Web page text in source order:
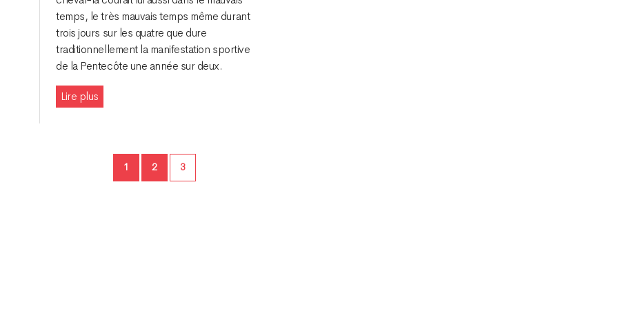
temps, le très mauvais temps même durant
trois jours sur les quatre que dure
traditionnellement la manifestation sportive
de la Pentecôte une année sur deux.
Lire plus
Page
1 Page
2 Page
3